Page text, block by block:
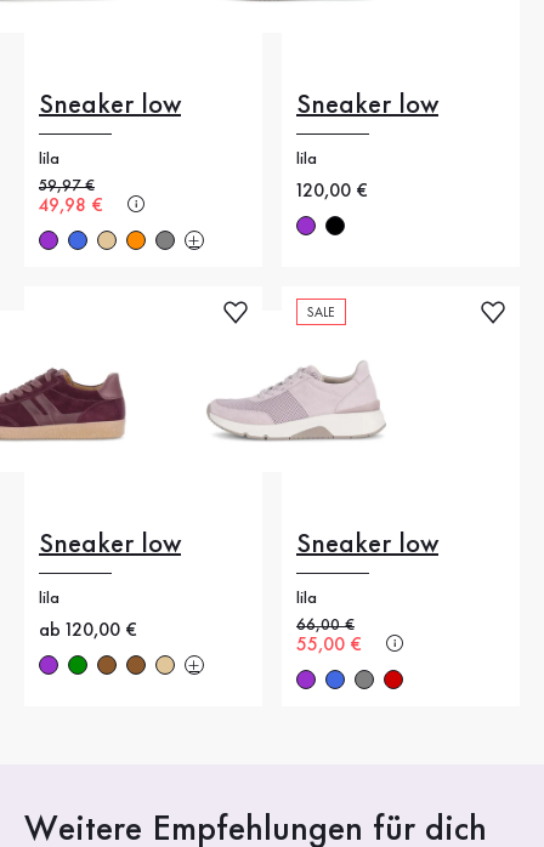
Sneaker low
lila
Alter Preis
59,97 €
Neuer Preis
49,98 €
Sneaker low
lila
Neuer Preis
120,00 €
Sneaker low
lila
Neuer Preis
ab 120,00 €
SALE
Sneaker low
lila
Alter Preis
66,00 €
Neuer Preis
55,00 €
Weitere Empfehlungen für dich